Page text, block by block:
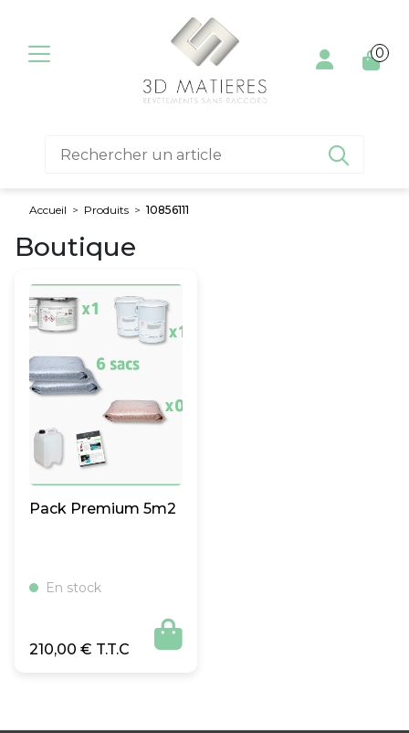
 0
Accueil > Produits > 10856111
Boutique
Pack Premium 5m2
En stock
210,00 € 